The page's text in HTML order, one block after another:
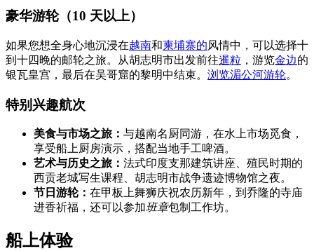
豪华游轮（10 天以上）
如果您想全身心地沉浸在越南和柬埔寨的风情中，可以选择十
到十四晚的邮轮之旅。从胡志明市出发前往暹粒 ，游览金边的
银瓦皇宫，最后在吴哥窟的黎明中结束。 浏览湄公河游轮。
特别兴趣航次
美食与市场之旅： 与越南名厨同游，在水上市场觅食，
享受船上厨房演示，搭配当地手工啤酒。
艺术与历史之旅： 法式印度支那建筑讲座、殖民时期的
西贡老城写生课程、胡志明市战争遗迹博物馆之夜。
节日游轮： 在甲板上舞狮庆祝农历新年，到乔隆的寺庙
进香祈福，还可以参加班章包制工作坊。
船上体验